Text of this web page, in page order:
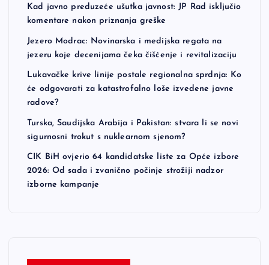
Kad javno preduzeće ušutka javnost: JP Rad isključio
komentare nakon priznanja greške
Jezero Modrac: Novinarska i medijska regata na
jezeru koje decenijama čeka čišćenje i revitalizaciju
Lukavačke krive linije postale regionalna sprdnja: Ko
će odgovarati za katastrofalno loše izvedene javne
radove?
Turska, Saudijska Arabija i Pakistan: stvara li se novi
sigurnosni trokut s nuklearnom sjenom?
CIK BiH ovjerio 64 kandidatske liste za Opće izbore
2026: Od sada i zvanično počinje strožiji nadzor
izborne kampanje